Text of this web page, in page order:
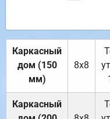
Каркасный
дом (150
мм)
8х8
Каркасный